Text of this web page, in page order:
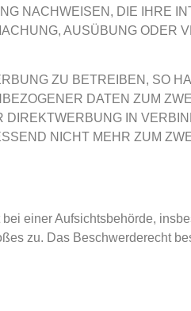
NACHWEISEN, DIE IHRE
AUSÜBUNG ODER
ZU BETREIBEN, SO
DATEN ZUM
IN
NICHT MEHR ZUM
einer Aufsichtsbehörde,
zu. Das Beschwerderecht